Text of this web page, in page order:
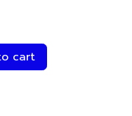
cart